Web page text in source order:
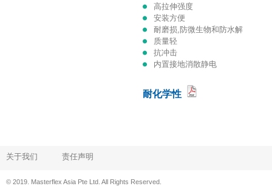
高拉伸强度
安装方便
耐磨损,防微生物和防水解
质量轻
抗冲击
内置接地消散静电
耐化学性
关于我们 责任声明
© 2019. Masterflex Asia Pte Ltd. All Rights Reserved.